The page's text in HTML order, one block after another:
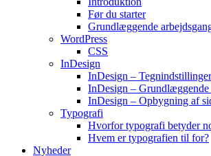
Før du starter
Grundlæggende
WordPress
CSS
InDesign
InDesign – Tegnindstillinger
InDesign – Grundlæggende
InDesign – Opbygning af
Typografi
Hvorfor typografi betyder
Hvem er typografien til for?
Nyheder